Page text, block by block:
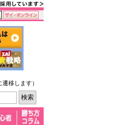
移します）